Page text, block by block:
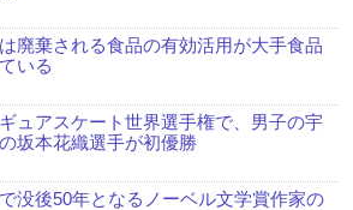
廃棄される食品の有効活用が大手食品
いる
ュアスケート世界選手権で、男子の宇
坂本花織選手が初優勝
没後50年となるノーベル文学賞作家の